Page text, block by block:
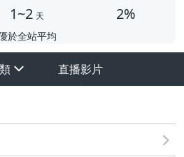
1~2 天
於全站平均
2%
直播影片